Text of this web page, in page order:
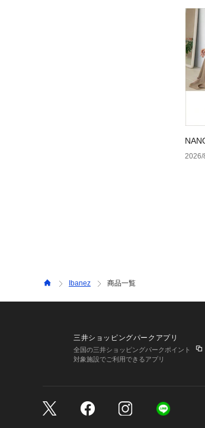
2026/
Ibanez 商品一覧
三井ショッピングパークアプリ
全国の三井ショッピングパークポイント
対象施設でご利用できるアプリ